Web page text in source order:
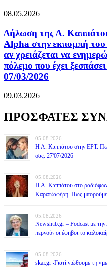
08.05.2026
Δήλωση της Α.
Alpha στην εκπομπή
αν χρειάζεται να
πόλεμο που έχει
07/03/2026
09.03.2026
ΠΡΟΣΦΑΤΕΣ
05.08.2026
Η Α. Καππάτου στην ΕΡΤ. Πως
σας. 27/07/2026
05.08.2026
Η Α. Καππάτου στο
Καρατζαφέρη. Πως μπορούμε
05.08.2026
Newshub.gr – Podcast με
περνούν οι έφηβοι το
05.08.2026
skai.gr -Γιατί νιώθουμε τη